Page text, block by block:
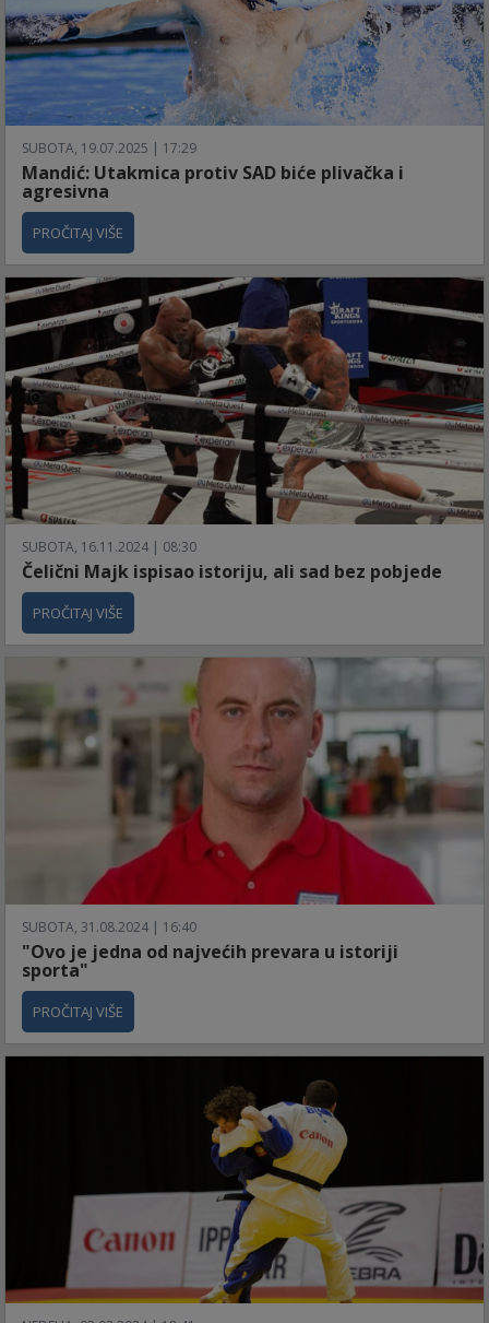
SUBOTA, 19.07.2025 | 17:29
Mandić: Utakmica protiv SAD biće plivačka i
agresivna
PROČITAJ VIŠE
SUBOTA, 16.11.2024 | 08:30
Čelični Majk ispisao istoriju, ali sad bez pobjede
PROČITAJ VIŠE
SUBOTA, 31.08.2024 | 16:40
"Ovo je jedna od najvećih prevara u istoriji
sporta"
PROČITAJ VIŠE